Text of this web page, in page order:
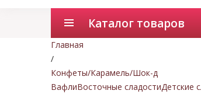
Каталог товаров
Главная
/
Конфеты/Карамель/Шок-д
ВафлиВосточные сладостиДетские